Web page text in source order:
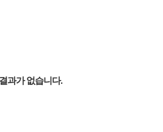
과가 없습니다.